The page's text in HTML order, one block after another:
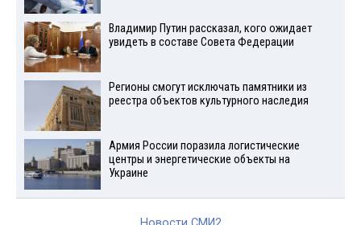
Владимир Путин рассказал, кого ожидает
увидеть в составе Совета Федерации
Регионы смогут исключать памятники из
реестра объектов культурного наследия
Армия России поразила логистические
центры и энергетические объекты на
Украине